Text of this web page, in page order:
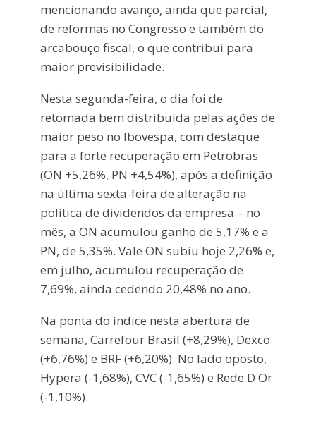
mencionando avanço, ainda que parcial,
de reformas no Congresso e também do
arcabouço fiscal, o que contribui para
maior previsibilidade.
Nesta segunda-feira, o dia foi de
retomada bem distribuída pelas ações de
maior peso no Ibovespa, com destaque
para a forte recuperação em Petrobras
(ON +5,26%, PN +4,54%), após a definição
na última sexta-feira de alteração na
política de dividendos da empresa – no
mês, a ON acumulou ganho de 5,17% e a
PN, de 5,35%. Vale ON subiu hoje 2,26% e,
em julho, acumulou recuperação de
7,69%, ainda cedendo 20,48% no ano.
Na ponta do índice nesta abertura de
semana, Carrefour Brasil (+8,29%), Dexco
(+6,76%) e BRF (+6,20%). No lado oposto,
Hypera (-1,68%), CVC (-1,65%) e Rede D Or
(-1,10%).